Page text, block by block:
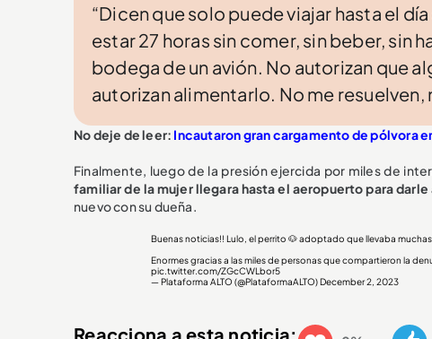
“Dicen que solo puede viajar hasta el día
estar 27 horas sin comer, sin beber, sin
bodega de un avión. No autorizan que
autorizan alimentarlo. No me
No deje de leer: Incautaron gran cargamento de pólvora
Finalmente, luego de la presión ejercida por miles de
familiar de la mujer llegara hasta el aeropuerto para darle
nuevo con su dueña.
Buenas noticias!! Lulo, el perrito 🐶 adoptado que llevaba
Enormes gracias a las miles de personas que compartieron la
pic.twitter.com/ZGcCWLbor5
— Plataforma ALTO (@PlataformaALTO)December 2, 2023
Reacciona a esta noticia: